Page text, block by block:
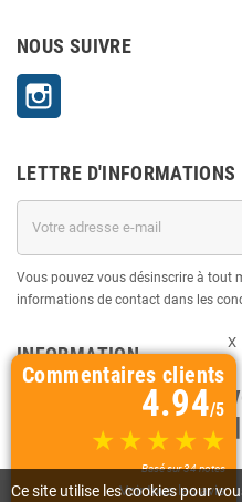
NOUS SUIVRE
LETTRE D'INFORMATIONS
Vous pouvez vous désinscrire à tout
informations de contact dans les
INFORMATION
BallonsDeco
grand choix
X
Commentaires clients
4.94/5
Basé sur 34 notes
Voir tous les avis
Ce site utilise les cookies pour